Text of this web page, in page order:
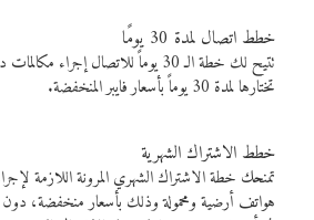
خطط اتصال لمدة 30 يومًا
تتيح لك خطة الـ 30 يوماً للاتصال إجراء
تختارها لمدة 30 يوماً بأسعار فايبر المنخفضة.
خطط الاشتراك الشهرية
تمنحك خطة الاشتراك الشهري المرونة اللازمة
هواتف أرضية ومحمولة وذلك بأسعار منخفضة،